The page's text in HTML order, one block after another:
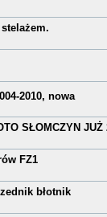
2010, nowa
SŁOMCZYN
FZ1
błotnik